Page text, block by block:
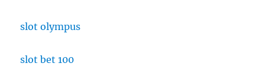
slot olympus
slot bet 100